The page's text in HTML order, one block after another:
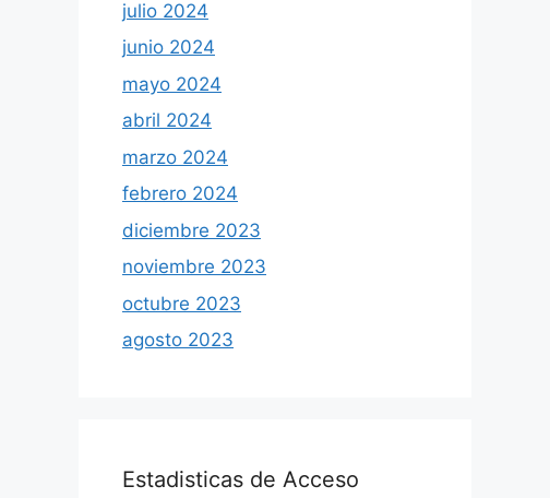
julio 2024
junio 2024
mayo 2024
abril 2024
marzo 2024
febrero 2024
diciembre 2023
noviembre 2023
octubre 2023
agosto 2023
Estadisticas de Acceso